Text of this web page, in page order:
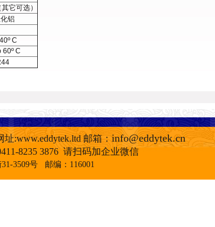
它可选）
铝
C
60º C
址:www.eddytek.ltd 邮箱： info@eddytek.cn
8235 3876 请扫码加企业微信
3509号 邮编：116001